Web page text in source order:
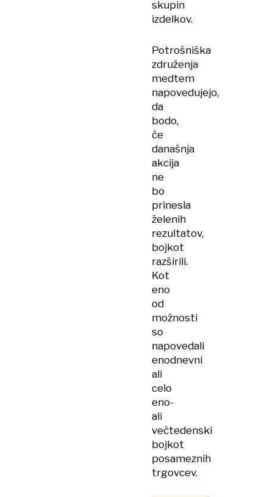
skupin
izdelkov.
Potrošniška
združenja
medtem
napovedujejo,
da
bodo,
če
današnja
akcija
ne
bo
prinesla
želenih
rezultatov,
bojkot
razširili.
Kot
eno
od
možnosti
so
napovedali
enodnevni
ali
celo
eno-
ali
večtedenski
bojkot
posameznih
trgovcev.